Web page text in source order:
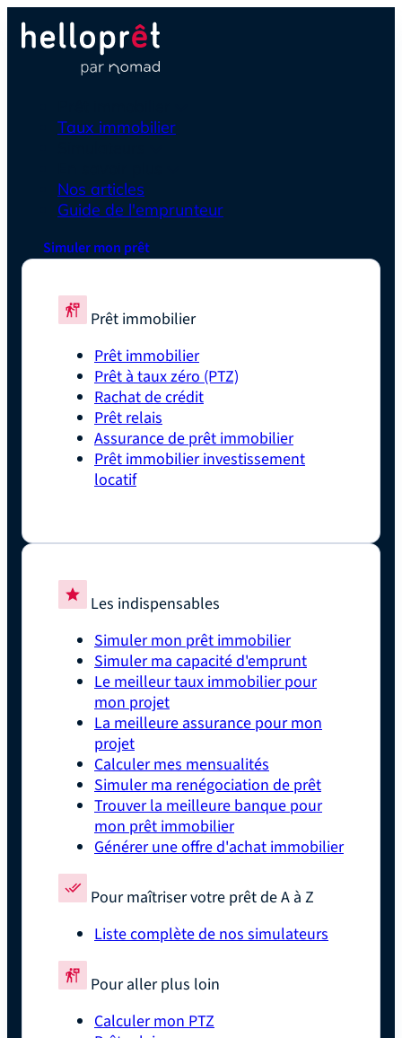
Taux immobilier
Nos articles
Guide de l'emprunteur
Simuler mon prêt
Prêt immobilier
Prêt immobilier
Prêt à taux zéro (PTZ)
Rachat de crédit
Prêt relais
Assurance de prêt immobilier
Prêt immobilier investissement
locatif
Les indispensables
Simuler mon prêt immobilier
Simuler ma capacité d'emprunt
Le meilleur taux immobilier pour
mon projet
La meilleure assurance pour mon
projet
Calculer mes mensualités
Simuler ma renégociation de prêt
Trouver la meilleure banque pour
mon prêt immobilier
Générer une offre d'achat immobilier
Pour maîtriser votre prêt de A à Z
Liste complète de nos simulateurs
Pour aller plus loin
Calculer mon PTZ